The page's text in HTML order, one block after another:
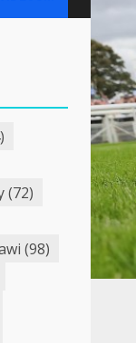
(72)
(98)